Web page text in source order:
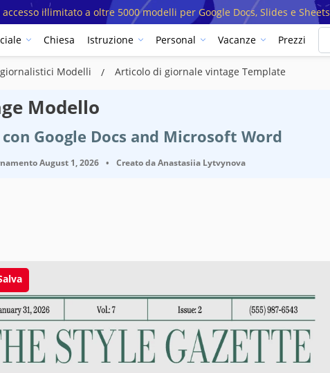
illimitato a oltre 5000 modelli per Google Docs, Slides e Sheets
Chiesa Istruzione Personal Vacanze Prezzi
Modelli Articolo di giornale vintage Template
Modello
Google Docs and Microsoft Word
August 1, 2026 • Creato daAnastasiia Lytvynova